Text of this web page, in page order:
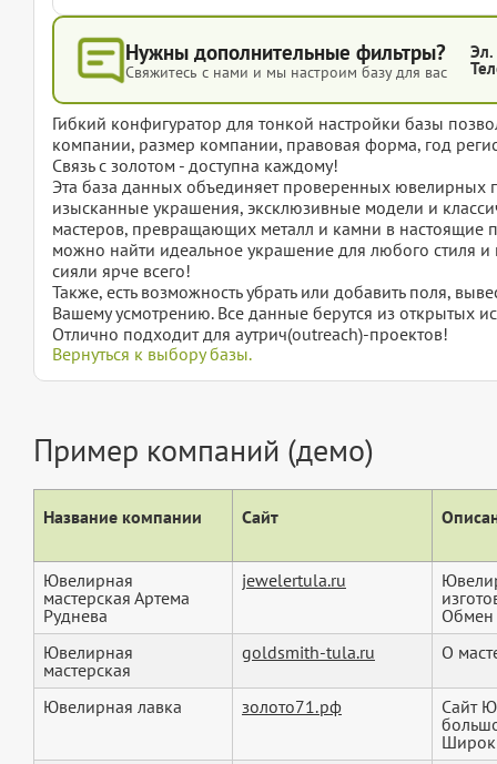
Нужны дополнительные фильтры?
Свяжитесь с нами и мы настроим базу для вас
Эл.
Гибкий конфигуратор для тонкой настройки базы
компании, размер компании, правовая форма, год
Связь с золотом - доступна каждому!
Эта база данных объединяет проверенных ювелирных
изысканные украшения, эксклюзивные модели и
мастеров, превращающих металл и камни в настоящие
можно найти идеальное украшение для любого стиля
сияли ярче всего!
Также, есть возможность убрать или добавить поля,
Вашему усмотрению. Все данные берутся из открытых
Отлично подходит для аутрич(outreach)-проектов!
Вернуться к выбору базы.
Пример компаний (демо)
Название компании Сайт
Ювелирная
мастерская Артема
Руднева
jewelertula.ru
Обмен
Ювелирная
мастерская
goldsmith-tula.ru О
Ювелирная лавка золото71.рф
Сайт